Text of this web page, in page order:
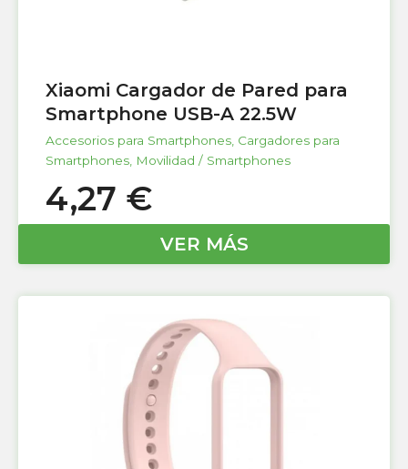
Xiaomi Cargador de Pared para
Smartphone USB-A 22.5W
Accesorios para Smartphones, Cargadores para
Smartphones, Movilidad / Smartphones
4,27 €
VER MÁS